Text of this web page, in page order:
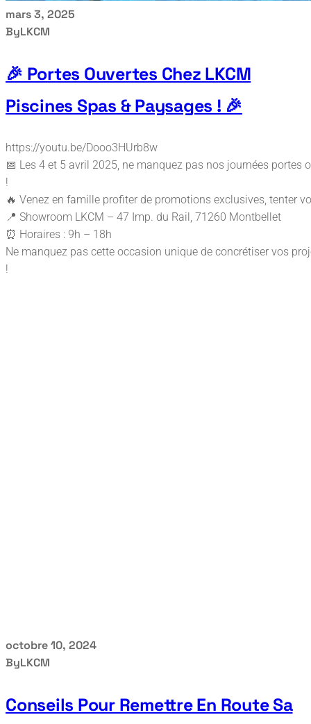
mars 3, 2025
ByLKCM
🎉 Portes Ouvertes Chez LKCM
Piscines Spas & Paysages ! 🎉
https://youtu.be/Dooo3HUrb8w
📅 Les 4 et 5 avril 2025, ne manquez pas nos journées portes
!
🔥 Venez en famille profiter de promotions exclusives, tenter
📍 Showroom LKCM – 47 Imp. du Rail, 71260 Montbellet
⏰ Horaires : 9h – 18h
Ne manquez pas cette occasion unique de concrétiser vos
!
octobre 10, 2024
ByLKCM
Conseils Pour Remettre En Route Sa